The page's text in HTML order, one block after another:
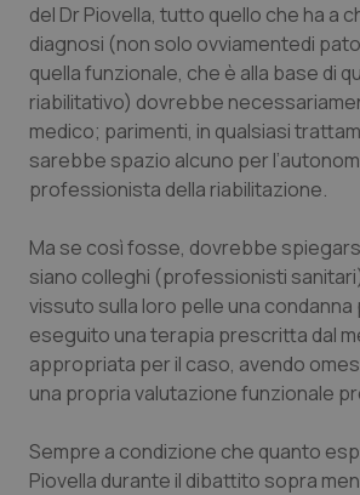
Liguria
Lombardia
Marche
Piemonte
Provincia Autonoma di
Provincia Autonoma di
Puglia
Disturbi dell’umore
Dolore
Donna & Salute
HIV
Infezioni & Febbre
Ipertensione & Scompenso
Malattie rare
del Dr Piovella, tutto quello che ha a
diagnosi (non solo ovviamentedi
quella funzionale, che è alla base di
riabilitativo) dovrebbe
medico; parimenti, in qualsiasi
sarebbe spazio alcuno per
professionista della riabilitazione.
Ma se così fosse, dovrebbe
siano colleghi (professionisti
vissuto sulla loro pelle una condanna
eseguito una terapia prescritta dal
appropriata per il caso, avendo
una propria valutazione funzionale
Sempre a condizione che quanto
Piovella durante il dibattito sopra